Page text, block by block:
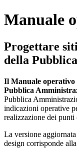
Manuale
Progettare
della
Il Manuale operativo
Pubblica
Pubblica
indicazioni operative
realizzazione dei
La versione
design corrisponde alla